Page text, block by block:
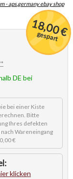
- aps.germany ebay shop
18,00 €
gespart
DE bei
bei einer Kiste
Bitte
Ihres defekten
Wareneingang
€